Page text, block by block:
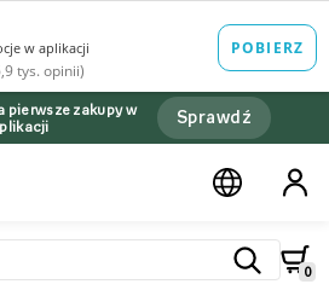
pierwsze zakupy w
Sprawdź
0